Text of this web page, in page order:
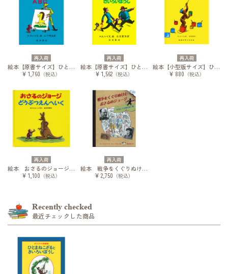
再入荷
絵本【原書サイズ】ひとまねこざるのABC
¥ 1,760 （税込）
再入荷
絵本【原書サイズ】ひとまねこざるときいろいぼうし
¥ 1,562（税込）
再入荷
絵本【小型版サイズ】ひとまねこざる
¥ 880 （税込）
再入荷
絵本 おさるのジョージ どうぶつえんへいく
¥ 1,100 （税込）
再入荷
絵本 戦争をくぐりぬけたおさるのジョージ 作者レイ夫妻の長い旅
¥ 2,750 （税込）
Recently checked
最近チェックした商品